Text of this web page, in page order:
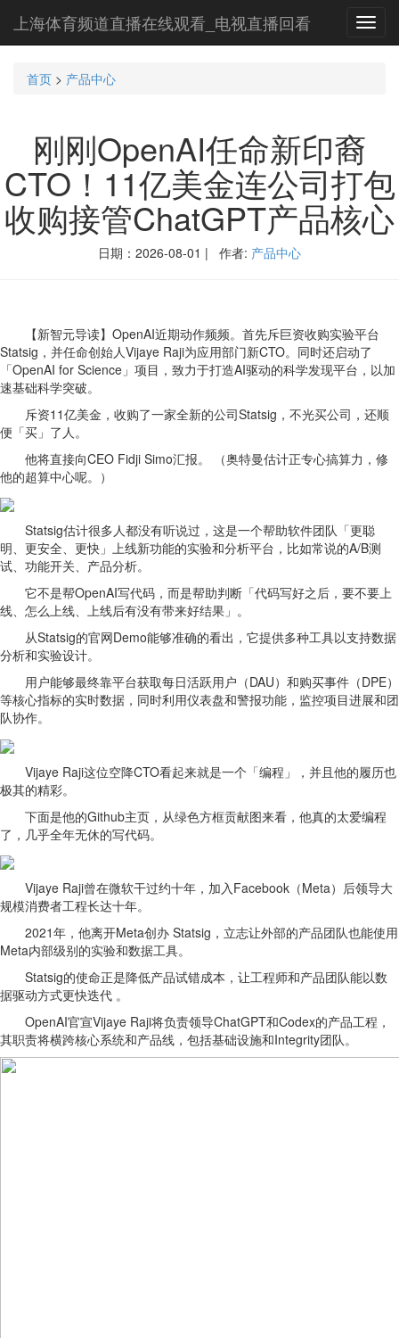
上海体育频道直播在线观看_电视直播回看
首页 > 产品中心
刚刚OpenAI任命新印裔
CTO！11亿美金连公司打包
收购接管ChatGPT产品核心
日期：2026-08-01 | 作者: 产品中心
【新智元导读】OpenAI近期动作频频。首先斥巨资收购实验平台
Statsig，并任命创始人Vijaye Raji为应用部门新CTO。同时还启动了
「OpenAI for Science」项目，致力于打造AI驱动的科学发现平台，以加
速基础科学突破。
斥资11亿美金，收购了一家全新的公司Statsig，不光买公司，还顺
便「买」了人。
他将直接向CEO Fidji Simo汇报。 （奥特曼估计正专心搞算力，修
他的超算中心呢。）
Statsig估计很多人都没有听说过，这是一个帮助软件团队「更聪
明、更安全、更快」上线新功能的实验和分析平台，比如常说的A/B测
试、功能开关、产品分析。
它不是帮OpenAI写代码，而是帮助判断「代码写好之后，要不要上
线、怎么上线、上线后有没有带来好结果」。
从Statsig的官网Demo能够准确的看出，它提供多种工具以支持数据
分析和实验设计。
用户能够最终靠平台获取每日活跃用户（DAU）和购买事件（DPE）
等核心指标的实时数据，同时利用仪表盘和警报功能，监控项目进展和团
队协作。
Vijaye Raji这位空降CTO看起来就是一个「编程」，并且他的履历也
极其的精彩。
下面是他的Github主页，从绿色方框贡献图来看，他真的太爱编程
了，几乎全年无休的写代码。
Vijaye Raji曾在微软干过约十年，加入Facebook（Meta）后领导大
规模消费者工程长达十年。
2021年，他离开Meta创办 Statsig，立志让外部的产品团队也能使用
Meta内部级别的实验和数据工具。
Statsig的使命正是降低产品试错成本，让工程师和产品团队能以数
据驱动方式更快迭代 。
OpenAI官宣Vijaye Raji将负责领导ChatGPT和Codex的产品工程，
其职责将横跨核心系统和产品线，包括基础设施和Integrity团队。